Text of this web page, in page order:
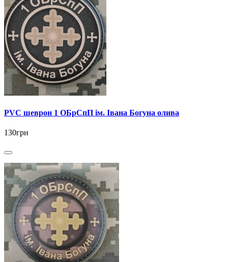
PVC шеврон 1 ОБрСпП ім. Івана Богуна олива
130грн